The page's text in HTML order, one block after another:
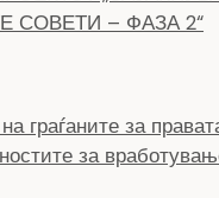
СОВЕТИ – ФАЗА 2“
граѓаните за
за